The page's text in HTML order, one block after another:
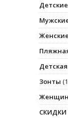
Зонты
СКИДКИ